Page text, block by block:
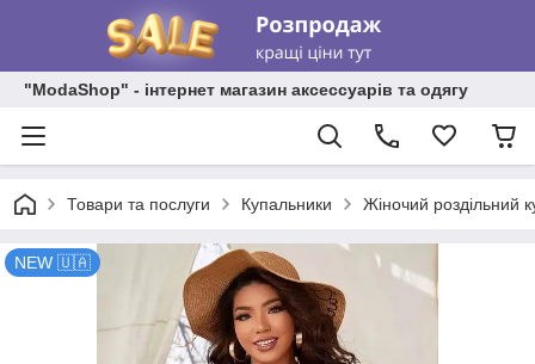
"ModaShop" - інтернет магазин аксессуарів та одягу
Товари та послуги Купальники Жіночий роздільний
NEW 🇺🇦